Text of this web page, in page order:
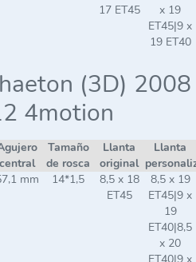
17 ET45
x 19
ET45|9 x
19 ET40
(3D) 2008
4motion
central
Tamaño
de rosca
Llanta
original
Llanta
mm 14*1,5
8,5 x 18
ET45
8,5 x 19
ET45|9 x
19
ET40|8,5
x 20